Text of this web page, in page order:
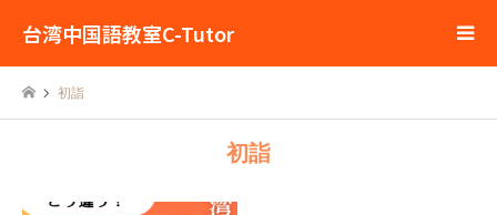
台湾中国語教室C-Tutor
初詣
初詣